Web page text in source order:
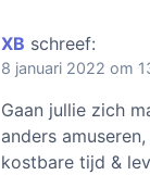
XB schreef:
8 januari 2022 om
Gaan jullie zich
anders
kostbare tijd &